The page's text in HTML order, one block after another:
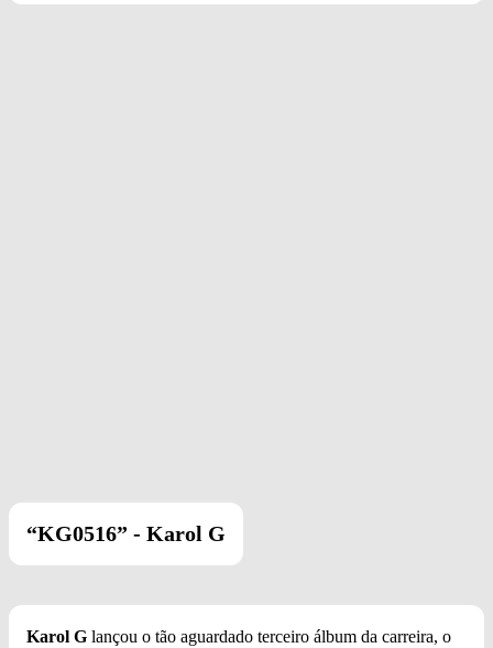
“KG0516” - Karol G
Karol G lançou o tão aguardado terceiro álbum da carreira, o